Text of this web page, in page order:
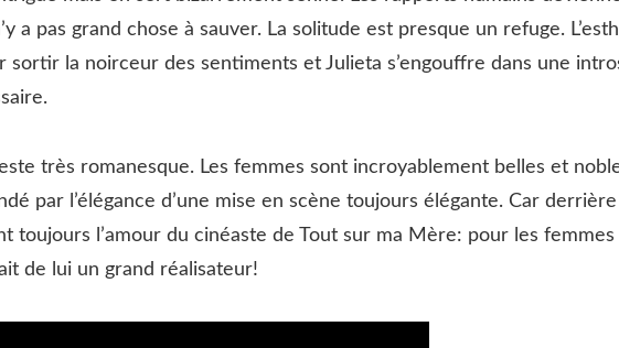
a pas grand chose à sauver. La solitude est presque un refuge.
sortir la noirceur des sentiments et Julieta s’engouffre dans une
très romanesque. Les femmes sont incroyablement belles et
par l’élégance d’une mise en scène toujours élégante. Car
toujours l’amour du cinéaste de Tout sur ma Mère: pour les
de lui un grand réalisateur!